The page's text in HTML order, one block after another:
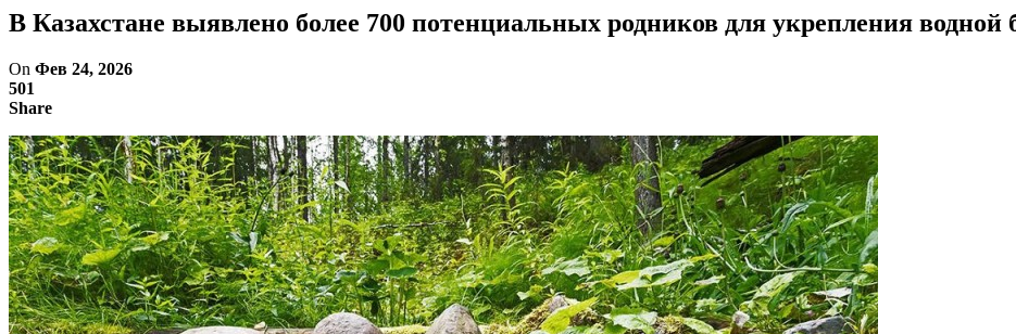
В Казахстане выявлено более 700 потенциальных родников для укрепления водной
On Фев 24, 2026
501
Share